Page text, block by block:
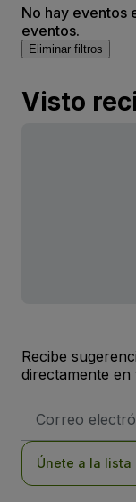
No hay eventos
eventos.
Eliminar filtros
Visto
Recibe
directamente en
de
Únete a la lista